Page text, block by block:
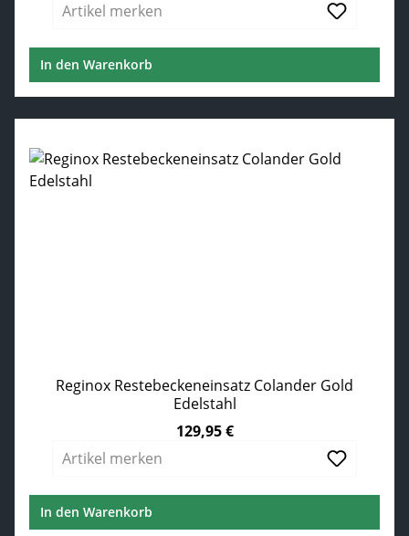
Artikel merken
In den Warenkorb
Reginox Restebeckeneinsatz Colander Gold
Edelstahl
129,95 €
Artikel merken
In den Warenkorb